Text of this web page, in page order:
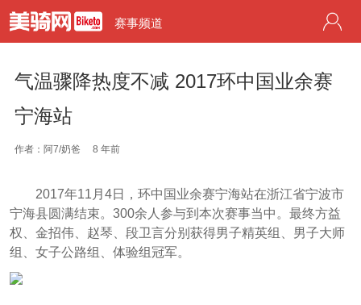
赛事频道
气温骤降热度不减 2017环中国业余赛
宁海站
作者：阿7/奶爸 8 年前
2017年11月4日，环中国业余赛宁海站在浙江省宁波市
宁海县圆满结束。300余人参与到本次赛事当中。最终方益
权、金招伟、赵琴、段卫言分别获得男子精英组、男子大师
组、女子公路组、体验组冠军。